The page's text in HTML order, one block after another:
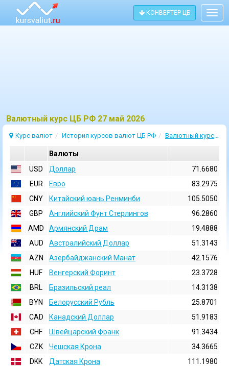
КОНВЕРТЕР ЦБ
Bалютный курс ЦБ РФ 27 май 2026
Курс валют История курсов валют ЦБ РФ Валютный курс 27 Май 2026
Валюты
USD
Доллар
71.6680
EUR
Евро
83.2975
CNY
Китайский юань Ренминби
105.5050
GBP
Английский Фунт Стерлингов
96.2860
AMD
Армянский Драм
19.4888
AUD
Австралийский Доллар
51.3143
AZN
Азербайджанский Манат
42.1576
HUF
Венгерский Форинт
23.3728
BRL
Бразильский реал
14.3138
BYN
Белорусский Рубль
25.8701
CAD
Канадский Доллар
51.9183
CHF
Швейцарский Франк
91.3434
CZK
Чешская Крона
34.3665
DKK
Датская Крона
111.1980